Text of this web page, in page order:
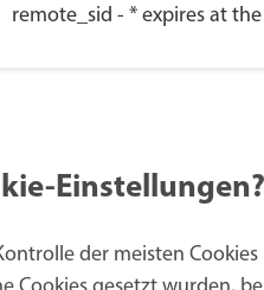
remote_sid - * expires at
Einstellungen?
der meisten